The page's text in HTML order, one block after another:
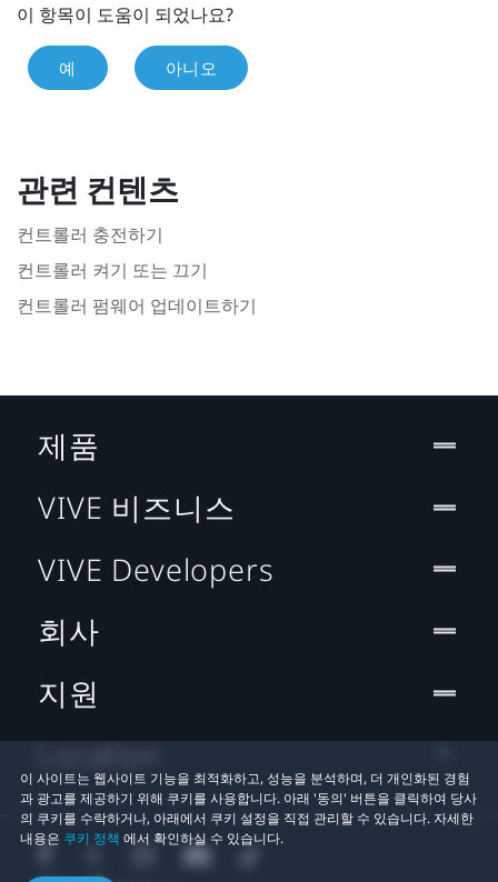
이 항목이 도움이 되었나요?
예 아니오
관련 컨텐츠
컨트롤러 충전하기
컨트롤러 켜기 또는 끄기
컨트롤러 펌웨어 업데이트하기
이 사이트는 웹사이트 기능을 최적화하고, 성능을 분석하며, 더 개인화된 경험
과 광고를 제공하기 위해 쿠키를 사용합니다. 아래 '동의' 버튼을 클릭하여 당사
의 쿠키를 수락하거나, 아래에서 쿠키 설정을 직접 관리할 수 있습니다. 자세한
내용은 쿠키 정책 에서 확인하실 수 있습니다.
제품
VIVE 비즈니스
VIVE Developers
회사
지원
Location